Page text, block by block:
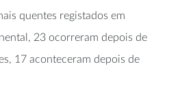
quentes registados em
23 ocorreram depois de
17 aconteceram depois de